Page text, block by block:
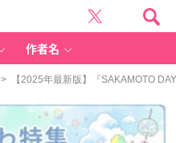
作者名
> 【2025年最新版】『SAKAMOTO